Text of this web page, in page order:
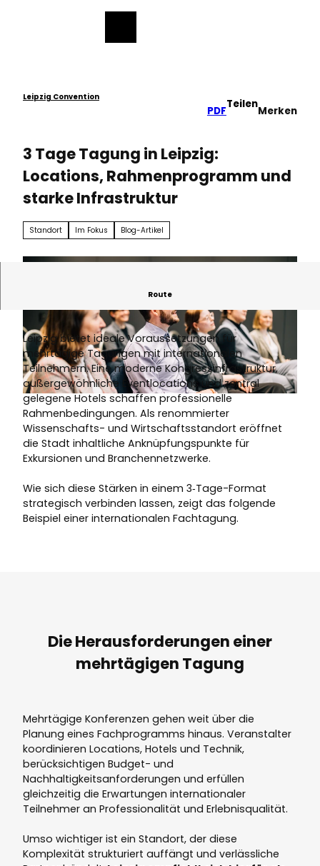
Leipzig Convention
PDF
Teilen
Merken
3 Tage Tagung in Leipzig:
Locations, Rahmenprogramm und
starke Infrastruktur
Standort Im Fokus Blog-Artikel
© Philipp Kirschner
Route
Leipzig bietet ideale Voraussetzungen für
mehrtägige Tagungen mit internationalen
Teilnehmern. Eine moderne Kongressinfrastruktur,
außergewöhnliche Eventlocations und zentral
gelegene Hotels schaffen professionelle
Rahmenbedingungen. Als renommierter
Wissenschafts- und Wirtschaftsstandort eröffnet
die Stadt inhaltliche Anknüpfungspunkte für
Exkursionen und Branchennetzwerke.
Wie sich diese Stärken in einem 3‑Tage-Format
strategisch verbinden lassen, zeigt das folgende
Beispiel einer internationalen Fachtagung.
Die Herausforderungen einer
mehrtägigen Tagung
Mehrtägige Konferenzen gehen weit über die
Planung eines Fachprogramms hinaus. Veranstalter
koordinieren Locations, Hotels und Technik,
berücksichtigen Budget- und
Nachhaltigkeitsanforderungen und erfüllen
gleichzeitig die Erwartungen internationaler
Teilnehmer an Professionalität und Erlebnisqualität.
Umso wichtiger ist ein Standort, der diese
Komplexität strukturiert auffängt und verlässliche